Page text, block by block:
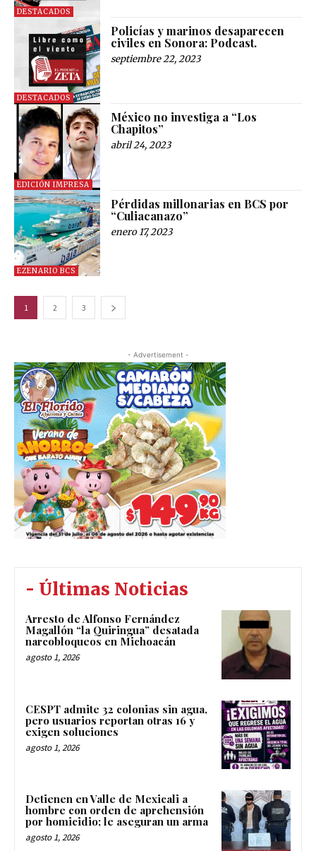
DESTACADOS
DESTACADOS
Policías y marinos desaparecen
civiles en Sonora: Podcast.
septiembre 22, 2023
EDICIÓN IMPRESA
México no investiga a “Los
Chapitos”
abril 24, 2023
EZENARIO BCS
Pérdidas millonarias en BCS por
“Culiacanazo”
enero 17, 2023
1 2 3
- Advertisement -
- Últimas Noticias
Arresto de Alfonso Fernández
Magallón “la Quiringua” desatada
narcobloqueos en Michoacán
agosto 1, 2026
CESPT admite 32 colonias sin agua,
pero usuarios reportan otras 16 y
exigen soluciones
agosto 1, 2026
Detienen en Valle de Mexicali a
hombre con orden de aprehensión
por homicidio; le aseguran un arma
agosto 1, 2026